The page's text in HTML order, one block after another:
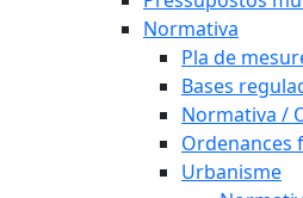
Normativa
Pla de
Bases
Normativa /
Ordenances
Urbanisme